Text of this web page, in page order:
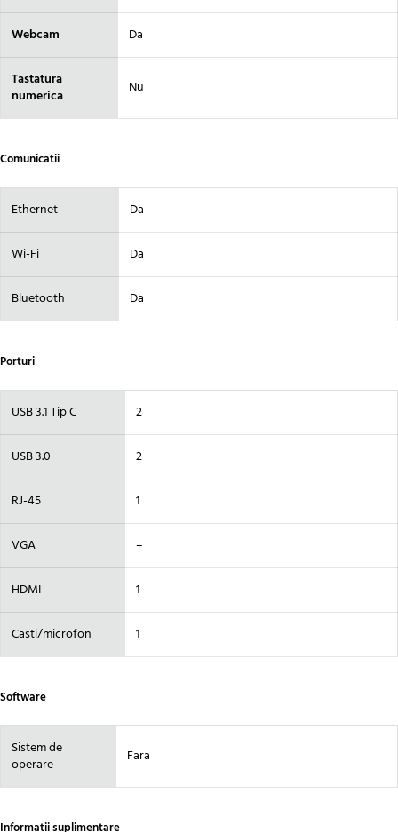
Webcam Da
Tastatura
numerica
Nu
Comunicatii
Ethernet Da
Wi-Fi Da
Bluetooth Da
Porturi
USB 3.1 Tip C 2
USB 3.0 2
RJ-45 1
VGA –
HDMI 1
Casti/microfon 1
Software
Sistem de
operare
Fara
Informatii suplimentare